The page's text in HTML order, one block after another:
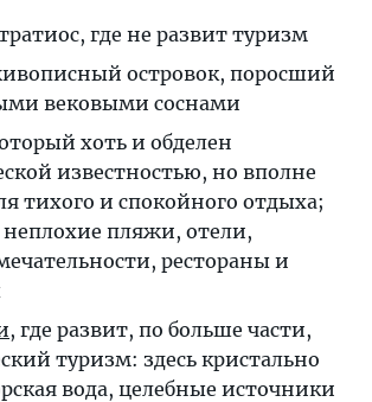
где не развит туризм
островок, поросший
вековыми соснами
хоть и обделен
известностью, но вполне
тихого и спокойного отдыха;
неплохие пляжи, отели,
рестораны и
, где развит, по больше части,
туризм: здесь кристально
вода, целебные источники